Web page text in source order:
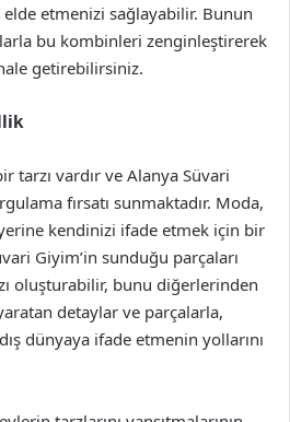
etmenizi sağlayabilir. Bunun
bu kombinleri zenginleştirerek
getirebilirsiniz.
tarzı vardır ve Alanya Süvari
fırsatı sunmaktadır. Moda,
kendinizi ifade etmek için bir
Giyim’in sunduğu parçaları
oluşturabilir, bunu diğerlerinden
detaylar ve parçalarla,
dünyaya ifade etmenin yollarını